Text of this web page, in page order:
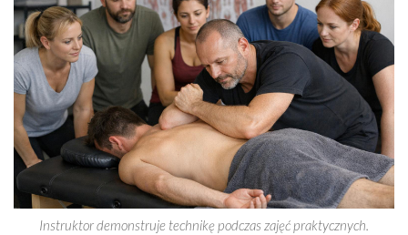
Instruktor demonstruje technikę podczas zajęć praktycznych.